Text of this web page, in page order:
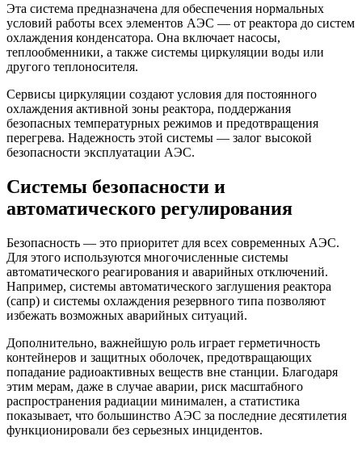
Эта система предназначена для обеспечения нормальных
условий работы всех элементов АЭС — от реактора до систем
охлаждения конденсатора. Она включает насосы,
теплообменники, а также системы циркуляции воды или
другого теплоносителя.
Сервисы циркуляции создают условия для постоянного
охлаждения активной зоны реактора, поддержания
безопасных температурных режимов и предотвращения
перегрева. Надежность этой системы — залог высокой
безопасности эксплуатации АЭС.
Системы безопасности и
автоматического регулирования
Безопасность — это приоритет для всех современных АЭС.
Для этого используются многочисленные системы
автоматического реагирования и аварийных отключений.
Например, системы автоматического заглушения реактора
(сапр) и системы охлаждения резервного типа позволяют
избежать возможных аварийных ситуаций.
Дополнительно, важнейшую роль играет герметичность
контейнеров и защитных оболочек, предотвращающих
попадание радиоактивных веществ вне станции. Благодаря
этим мерам, даже в случае аварии, риск масштабного
распространения радиации минимален, а статистика
показывает, что большинство АЭС за последние десятилетия
функционировали без серьезных инцидентов.